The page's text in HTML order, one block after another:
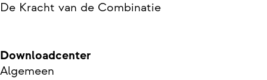
De Kracht van de Combinatie
Downloadcenter
Algemeen